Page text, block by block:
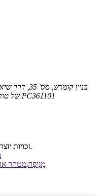
בניין
של טורץ', שיאנג אן, שיאמן, פוג'יאן, סין PC361101
© זכויות יוצרים - 2010-2026: כל הזכויות שמורות.
מְנִיפָה,מטהר